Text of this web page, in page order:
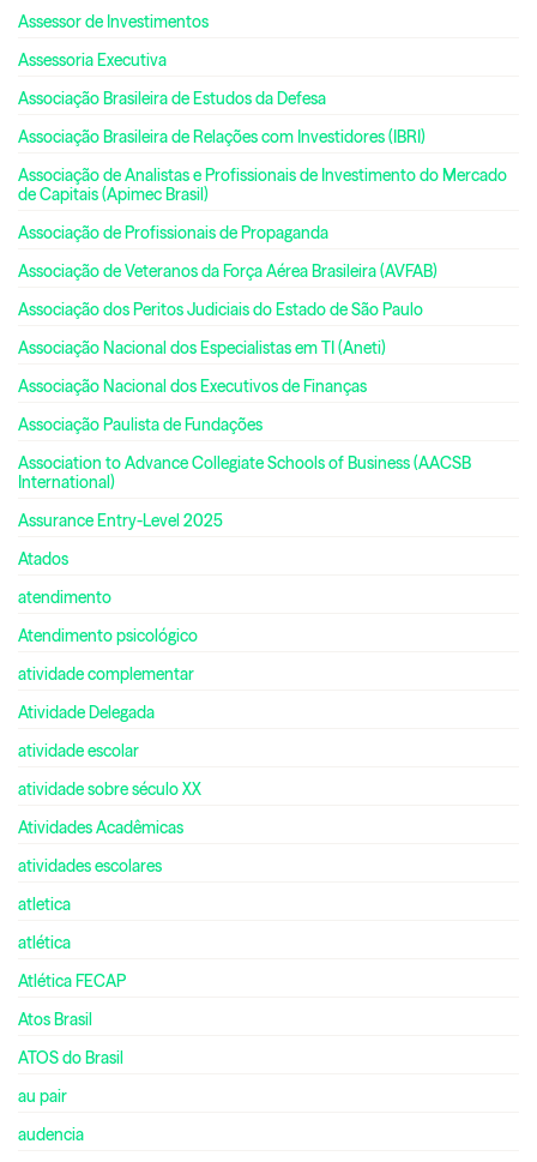
Assessor de Investimentos
Assessoria Executiva
Associação Brasileira de Estudos da Defesa
Associação Brasileira de Relações com Investidores (IBRI)
Associação de Analistas e Profissionais de Investimento do Mercado
de Capitais (Apimec Brasil)
Associação de Profissionais de Propaganda
Associação de Veteranos da Força Aérea Brasileira (AVFAB)
Associação dos Peritos Judiciais do Estado de São Paulo
Associação Nacional dos Especialistas em TI (Aneti)
Associação Nacional dos Executivos de Finanças
Associação Paulista de Fundações
Association to Advance Collegiate Schools of Business (AACSB
International)
Assurance Entry-Level 2025
Atados
atendimento
Atendimento psicológico
atividade complementar
Atividade Delegada
atividade escolar
atividade sobre século XX
Atividades Acadêmicas
atividades escolares
atletica
atlética
Atlética FECAP
Atos Brasil
ATOS do Brasil
au pair
audencia